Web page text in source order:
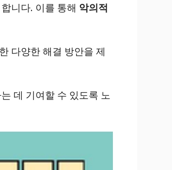
니다. 이를 통해 악의적
다양한 해결 방안을 제
데 기여할 수 있도록 노